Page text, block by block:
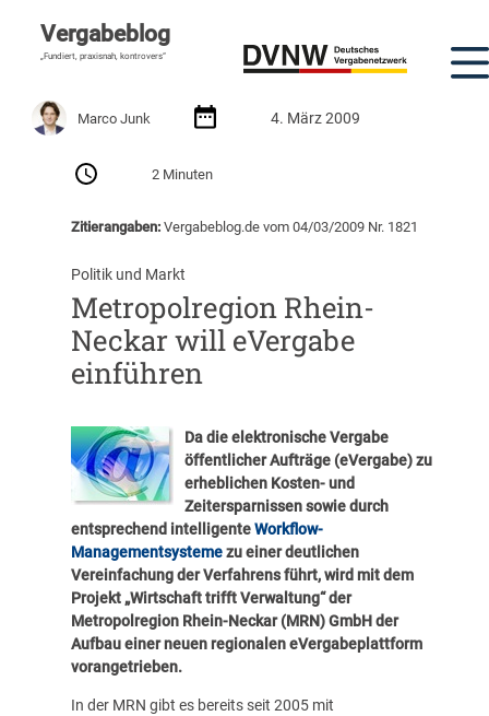
Vergabeblog
„Fundiert, praxisnah, kontrovers“
Marco Junk 4. März 2009
2 Minuten
Zitierangaben:Vergabeblog.de vom 04/03/2009 Nr. 1821
Politik und Markt
Metropolregion Rhein-
Neckar will eVergabe
einführen
Da die elektronische Vergabe
öffentlicher Aufträge (eVergabe) zu
erheblichen Kosten- und
Zeitersparnissen sowie durch
entsprechend intelligenteWorkflow-
Managementsystemezu einer deutlichen
Vereinfachung der Verfahrens führt, wird mit dem
Projekt „Wirtschaft trifft Verwaltung“ der
Metropolregion Rhein-Neckar (MRN) GmbH der
Aufbau einer neuen regionalen eVergabeplattform
vorangetrieben.
In der MRN gibt es bereits seit 2005 mit